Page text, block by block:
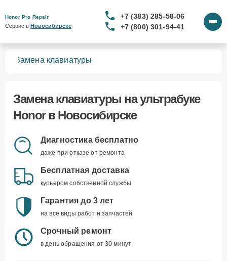
Honor Pro Repair
Сервис в Новосибирске
+7 (383) 285-58-06
+7 (800) 301-94-41
Замена клавиатуры
Замена клавиатуры на ультрабуке
Honor в Новосибирске
Диагностика бесплатно
даже при отказе от ремонта
Бесплатная доставка
курьером собственной службы
Гарантия до 3 лет
на все виды работ и запчастей
Срочный ремонт
в день обращения от 30 минут